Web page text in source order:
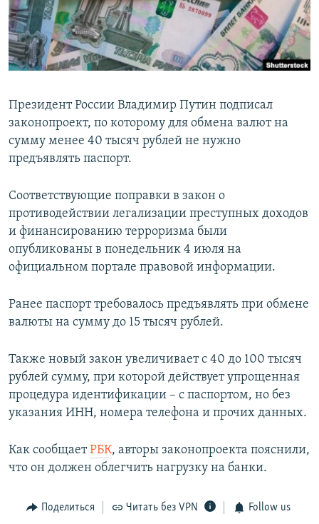
ПОБЕДИТЕЛЕЙ НЕ СУДЯТ?
КРЫМ.НЕПОКОРЕННЫЙ
ELIFBE
ПРИСОЕДИНЯЙТЕСЬ!
Все сайты RFE/RL
Президент России Владимир Путин подписал
законопроект, по которому для обмена валют на
сумму менее 40 тысяч рублей не нужно
предъявлять паспорт.
Соответствующие поправки в закон о
противодействии легализации преступных доходов
и финансированию терроризма были
опубликованы в понедельник 4 июля на
официальном портале правовой информации.
Ранее паспорт требовалось предъявлять при обмене
валюты на сумму до 15 тысяч рублей.
Также новый закон увеличивает с 40 до 100 тысяч
рублей сумму, при которой действует упрощенная
процедура идентификации – с паспортом, но без
указания ИНН, номера телефона и прочих данных.
Как сообщаетРБК, авторы законопроекта пояснили,
что он должен облегчить нагрузку на банки.
Поделиться Читать без VPN Follow us